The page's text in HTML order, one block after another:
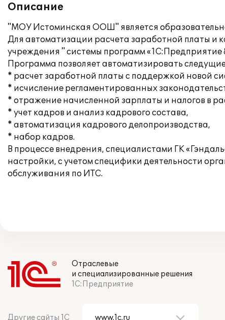
Описание
"МОУ Истоминская ООШ" является
Для автоматизации расчета заработной платы
учреждения " системы программ «1С:Предприятие
Программа позволяет автоматизировать
* расчет заработной платы с поддержкой новой
* исчисление регламентированных
* отражение начисленной зарплаты и налогов в
* учет кадров и анализ кадрового состава,
* автоматизация кадрового делопроизводства,
* набор кадров.
В процессе внедрения, специалистами ГК
настройки, с учетом специфики деятельности
обслуживания по ИТС.
Отраслевые
и специализированные решения
1С:Предприятие
Другие сайты 1С